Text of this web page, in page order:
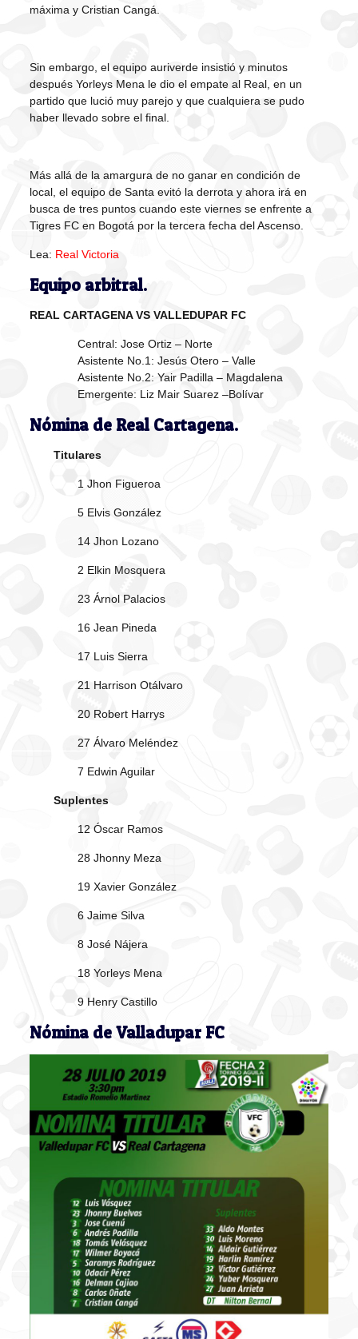
máxima y Cristian Cangá.
Sin embargo, el equipo auriverde insistió y minutos
después Yorleys Mena le dio el empate al Real, en un
partido que lució muy parejo y que cualquiera se pudo
haber llevado sobre el final.
Más allá de la amargura de no ganar en condición de
local, el equipo de Santa evitó la derrota y ahora irá en
busca de tres puntos cuando este viernes se enfrente a
Tigres FC en Bogotá por la tercera fecha del Ascenso.
Lea: Real Victoria
Equipo arbitral.
REAL CARTAGENA VS VALLEDUPAR FC
Central: Jose Ortiz – Norte
Asistente No.1: Jesús Otero – Valle
Asistente No.2: Yair Padilla – Magdalena
Emergente: Liz Mair Suarez –Bolívar
Nómina de Real Cartagena.
Titulares
1 Jhon Figueroa
5 Elvis González
14 Jhon Lozano
2 Elkin Mosquera
23 Árnol Palacios
16 Jean Pineda
17 Luis Sierra
21 Harrison Otálvaro
20 Robert Harrys
27 Álvaro Meléndez
7 Edwin Aguilar
Suplentes
12 Óscar Ramos
28 Jhonny Meza
19 Xavier González
6 Jaime Silva
8 José Nájera
18 Yorleys Mena
9 Henry Castillo
Nómina de Valladupar FC